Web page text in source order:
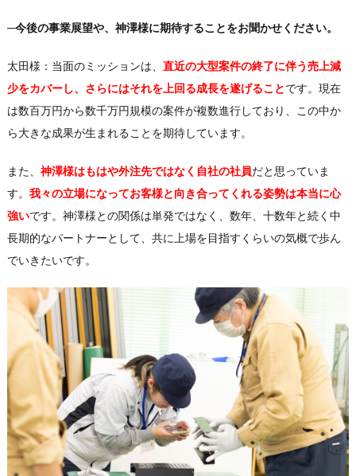
─今後の事業展望や、神澤様に期待することをお聞かせください。
太田様：当面のミッションは、 直近の大型案件の終了に伴う売上減
少をカバーし、さらにはそれを上回る成長を遂げることです。現在
は数百万円から数千万円規模の案件が複数進行しており、この中か
ら大きな成果が生まれることを期待しています。
また、 神澤様はもはや外注先ではなく自社の社員だと思っていま
す。 我々の立場になってお客様と向き合ってくれる姿勢は本当に心
強いです。神澤様との関係は単発ではなく、数年、十数年と続く中
長期的なパートナーとして、共に上場を目指すくらいの気概で歩ん
でいきたいです。